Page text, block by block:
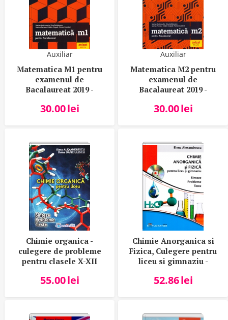
Auxiliar
Matematica M1 pentru
examenul de
Bacalaureat 2019 -
(Filiera teoretica,
Filierea vocationala,
profilul militar,
specializarea mate-info)
30.00lei
Auxiliar
Matematica M2 pentru
examenul de
Bacalaureat 2019 -
(Filierea teoretica,
naturii, filiera
tehnologica, toate
profilurile)
30.00lei
Chimie organica -
culegere de probleme
pentru clasele X-XII
55.00lei
Chimie Anorganica si
Fizica, Culegere pentru
liceu si gimnaziu -
Teste.
52.86lei